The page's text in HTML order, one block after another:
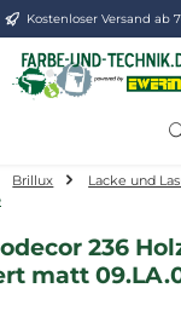
Kostenloser Versand ab
Brillux
Lacke und
236
matt